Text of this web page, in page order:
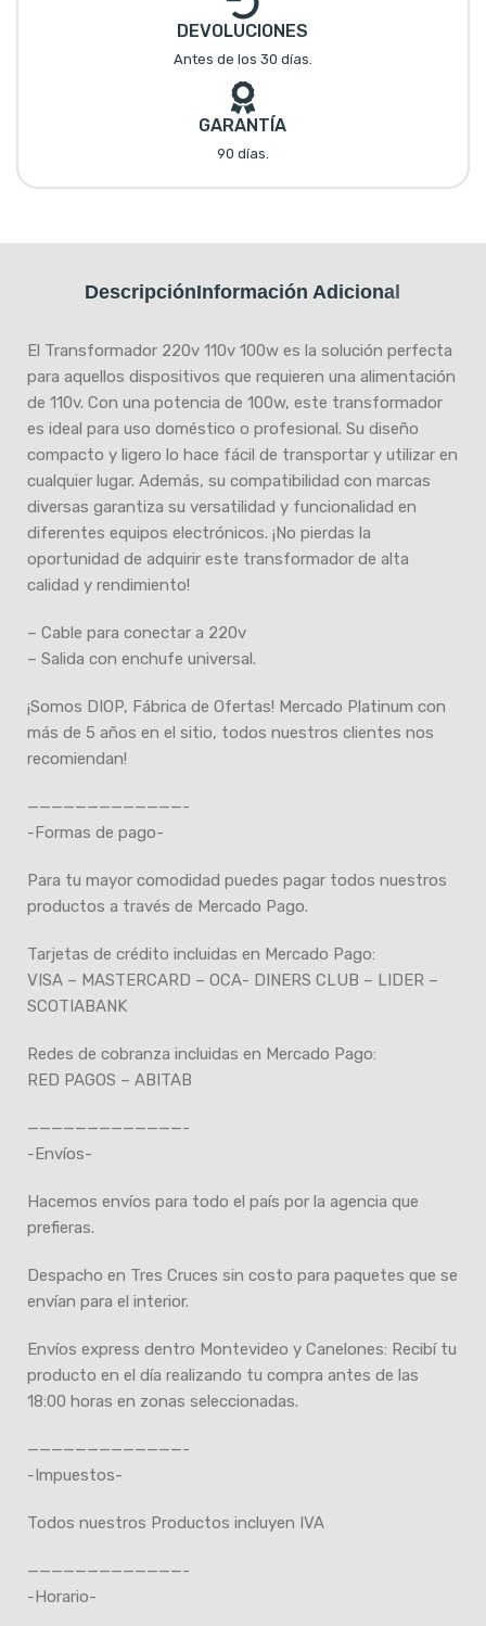
DEVOLUCIONES
Antes de los 30 días.
GARANTÍA
90 días.
DescripciónInformación Adicional
El Transformador 220v 110v 100w es la solución perfecta
para aquellos dispositivos que requieren una alimentación
de 110v. Con una potencia de 100w, este transformador
es ideal para uso doméstico o profesional. Su diseño
compacto y ligero lo hace fácil de transportar y utilizar en
cualquier lugar. Además, su compatibilidad con marcas
diversas garantiza su versatilidad y funcionalidad en
diferentes equipos electrónicos. ¡No pierdas la
oportunidad de adquirir este transformador de alta
calidad y rendimiento!
– Cable para conectar a 220v
– Salida con enchufe universal.
¡Somos DIOP, Fábrica de Ofertas! Mercado Platinum con
más de 5 años en el sitio, todos nuestros clientes nos
recomiendan!
—————————————-
-Formas de pago-
Para tu mayor comodidad puedes pagar todos nuestros
productos a través de Mercado Pago.
Tarjetas de crédito incluidas en Mercado Pago:
VISA – MASTERCARD – OCA- DINERS CLUB – LIDER –
SCOTIABANK
Redes de cobranza incluidas en Mercado Pago:
RED PAGOS – ABITAB
—————————————-
-Envíos-
Hacemos envíos para todo el país por la agencia que
prefieras.
Despacho en Tres Cruces sin costo para paquetes que se
envían para el interior.
Envíos express dentro Montevideo y Canelones: Recibí tu
producto en el día realizando tu compra antes de las
18:00 horas en zonas seleccionadas.
—————————————-
-Impuestos-
Todos nuestros Productos incluyen IVA
—————————————-
-Horario-